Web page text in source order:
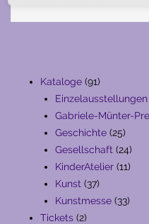
Kataloge 9191
Produkte
Einzelausstellungen
Gabriele-Münter-
Geschichte 2525
Gesellschaft 2424
KinderAtelier 1111
Kunst 3737
Produkte
Kunstmesse 3333
Tickets 22